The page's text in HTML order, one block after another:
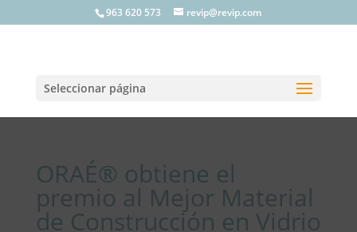
963 620 573 revip@revip.com
Seleccionar página
ORAÉ® obtiene el
premio al Mejor Material
de Construcción en Vidrio